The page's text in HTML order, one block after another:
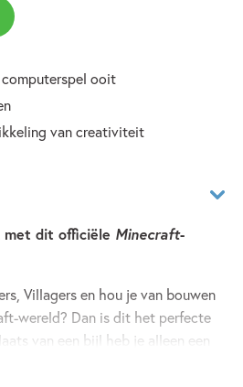
ooit
van creativiteit
met dit officiële Minecraft-
Villagers en hou je van bouwen
wereld? Dan is dit het perfecte
van een bijl heb je alleen een